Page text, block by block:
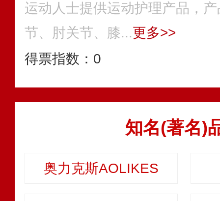
运动人士提供运动护理产品，
节、肘关节、膝...更多>>
得票指数： 0
知名(著名)
奥力克斯AOLIKES